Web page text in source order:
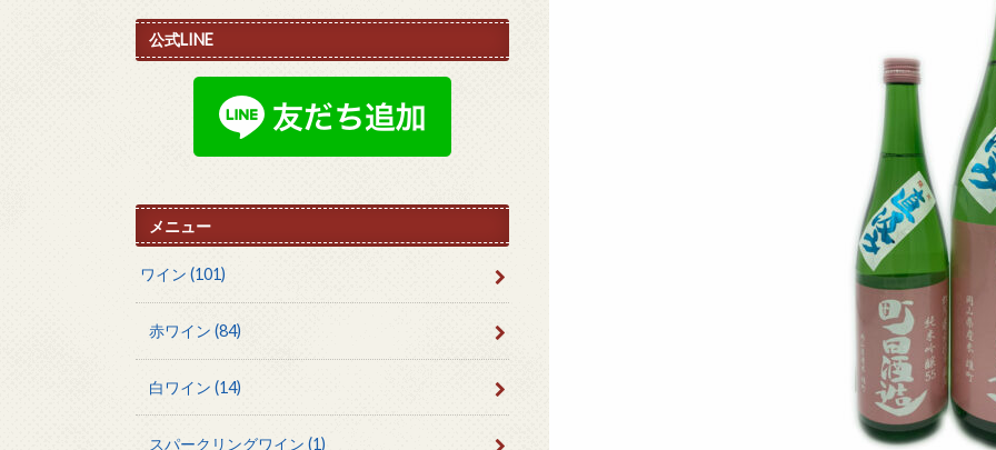
公式LINE
メニュー
ワイン(101)
赤ワイン (84)
白ワイン (14)
スパークリングワイン (1)